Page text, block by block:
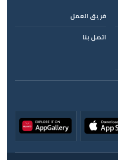
فريق العمل
اتصل بنا